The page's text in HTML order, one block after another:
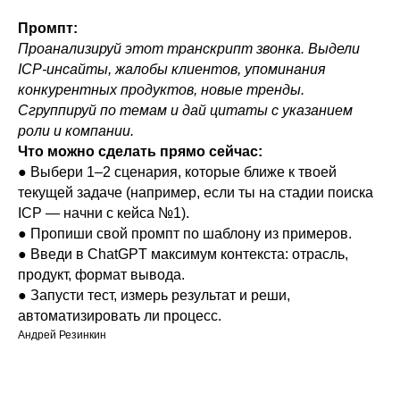
Промпт:
Проанализируй этот транскрипт звонка. Выдели
ICP-инсайты, жалобы клиентов, упоминания
конкурентных продуктов, новые тренды.
Сгруппируй по темам и дай цитаты с указанием
роли и компании.
Что можно сделать прямо сейчас:
● Выбери 1–2 сценария, которые ближе к твоей
текущей задаче (например, если ты на стадии поиска
ICP — начни с кейса №1).
● Пропиши свой промпт по шаблону из примеров.
● Введи в ChatGPT максимум контекста: отрасль,
продукт, формат вывода.
● Запусти тест, измерь результат и реши,
автоматизировать ли процесс.
Андрей Резинкин